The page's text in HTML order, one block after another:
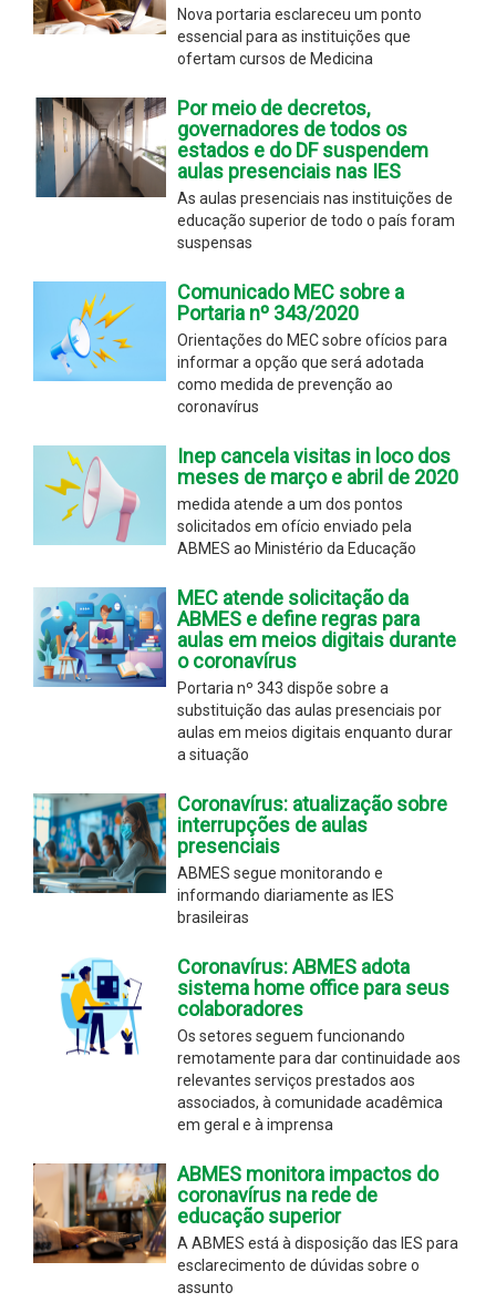
Nova portaria esclareceu um ponto
essencial para as instituições que
ofertam cursos de Medicina
Por meio de decretos,
governadores de todos os
estados e do DF suspendem
aulas presenciais nas IES
As aulas presenciais nas instituições de
educação superior de todo o país foram
suspensas
Comunicado MEC sobre a
Portaria nº 343/2020
Orientações do MEC sobre ofícios para
informar a opção que será adotada
como medida de prevenção ao
coronavírus
Inep cancela visitas in loco dos
meses de março e abril de 2020
medida atende a um dos pontos
solicitados em ofício enviado pela
ABMES ao Ministério da Educação
MEC atende solicitação da
ABMES e define regras para
aulas em meios digitais durante
o coronavírus
Portaria nº 343 dispõe sobre a
substituição das aulas presenciais por
aulas em meios digitais enquanto durar
a situação
Coronavírus: atualização sobre
interrupções de aulas
presenciais
ABMES segue monitorando e
informando diariamente as IES
brasileiras
Coronavírus: ABMES adota
sistema home office para seus
colaboradores
Os setores seguem funcionando
remotamente para dar continuidade aos
relevantes serviços prestados aos
associados, à comunidade acadêmica
em geral e à imprensa
ABMES monitora impactos do
coronavírus na rede de
educação superior
A ABMES está à disposição das IES para
esclarecimento de dúvidas sobre o
assunto